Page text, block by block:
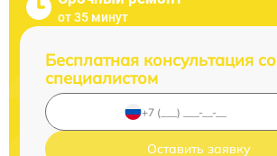
от 35 минут
Бесплатная консультация со
специалистом
Оставить заявку